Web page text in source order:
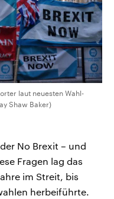
laut neuesten Wahl-
Shaw Baker)
No Brexit – und
Fragen lag das
im Streit, bis
herbeiführte.